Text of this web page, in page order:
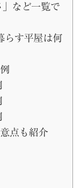
など一覧で
らす平屋は何
点も紹介